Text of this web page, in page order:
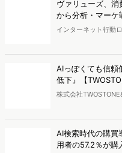
ポートとなっていま
ウンロードできます。
ヴァリューズ、消
から分析・マーケ
「Dockpit AIエー
インターネット行動
ィングサービスを提
250万人のWeb行動
エンジン「Dockpit（
析から仮説構築、レ
「Dockpit AIエージ
AIっぽくても信頼
低下』【
株式会社
わる担当者を対象に
し、結果を公開しま
AI検索時代の購
用者の57.2％が購